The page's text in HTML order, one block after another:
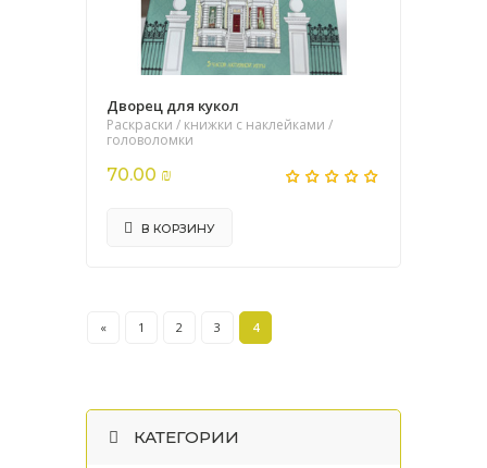
Дворец для кукол
Раскраски / книжки с наклейками /
головоломки
70.00 ₪
В КОРЗИНУ
« 1 2 3 4
КАТЕГОРИИ